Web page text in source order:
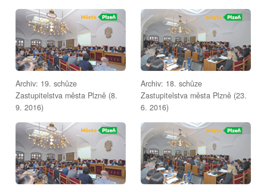
Archiv: 19. schůze
Zastupitelstva města Plzně (8.
9. 2016)
Archiv: 18. schůze
Zastupitelstva města Plzně (23.
6. 2016)